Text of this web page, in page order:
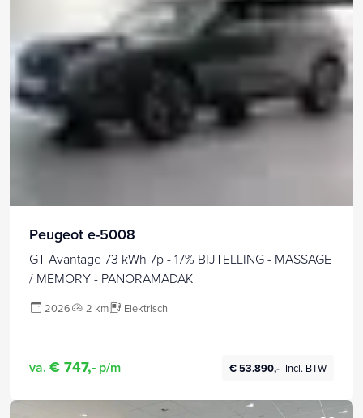
Peugeot e-5008
GT Avantage 73 kWh 7p - 17% BIJTELLING - MASSAGE
/ MEMORY - PANORAMADAK
2026 2 km Elektrisch
va. € 747,- p/m € 53.890,- Incl. BTW